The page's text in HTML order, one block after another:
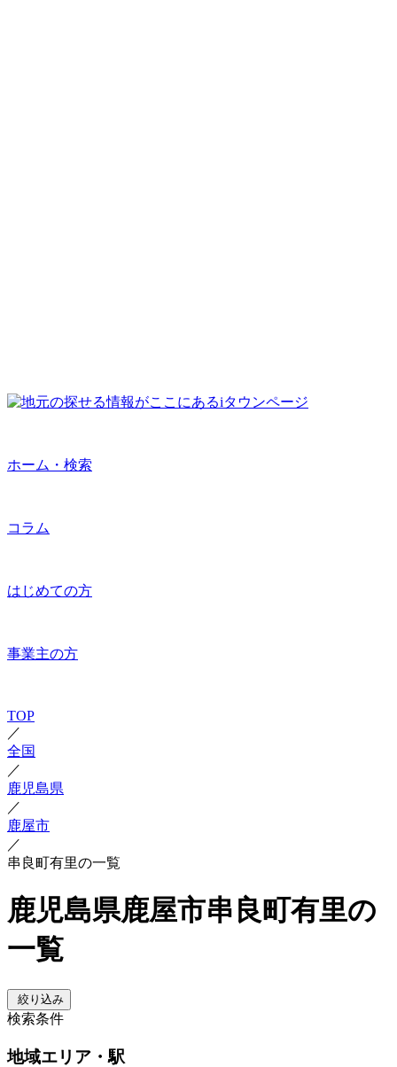
ホーム・検索
コラム
はじめての方
事業主の方
TOP
／
全国
／
鹿児島県
／
鹿屋市
／
串良町有里の一覧
鹿児島県鹿屋市串良町有里の
一覧
絞り込み
検索条件
地域エリア・駅